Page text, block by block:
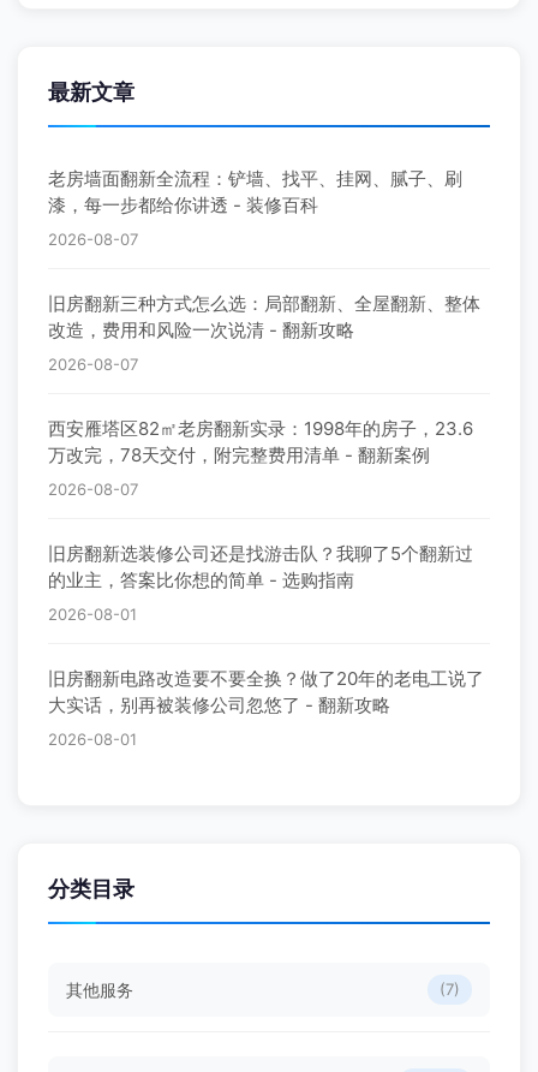
最新文章
老房墙面翻新全流程：铲墙、找平、挂网、腻子、刷
漆，每一步都给你讲透 - 装修百科
2026-08-07
旧房翻新三种方式怎么选：局部翻新、全屋翻新、整体
改造，费用和风险一次说清 - 翻新攻略
2026-08-07
西安雁塔区82㎡老房翻新实录：1998年的房子，23.6
万改完，78天交付，附完整费用清单 - 翻新案例
2026-08-07
旧房翻新选装修公司还是找游击队？我聊了5个翻新过
的业主，答案比你想的简单 - 选购指南
2026-08-01
旧房翻新电路改造要不要全换？做了20年的老电工说了
大实话，别再被装修公司忽悠了 - 翻新攻略
2026-08-01
分类目录
其他服务 (7)